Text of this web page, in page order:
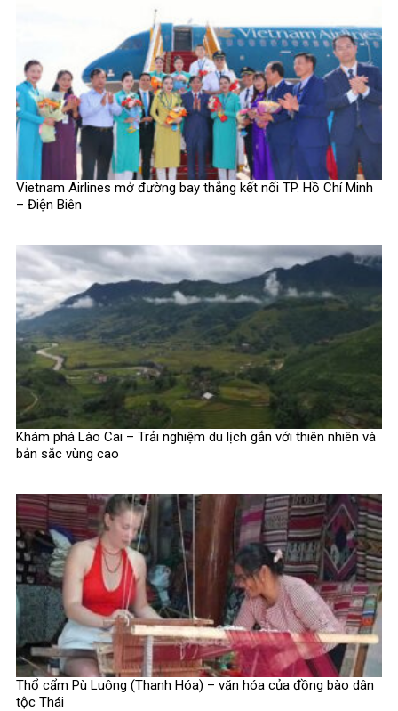
Vietnam Airlines mở đường bay thẳng kết nối TP. Hồ Chí Minh
– Điện Biên
Khám phá Lào Cai – Trải nghiệm du lịch gắn với thiên nhiên và
bản sắc vùng cao
Thổ cẩm Pù Luông (Thanh Hóa) – văn hóa của đồng bào dân
tộc Thái